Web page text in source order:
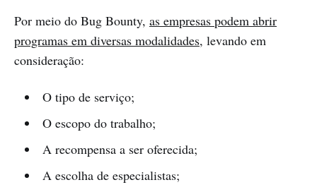
Por meio do Bug Bounty, as empresas podem abrir
programas em diversas modalidades, levando em
consideração:
O tipo de serviço;
O escopo do trabalho;
A recompensa a ser oferecida;
A escolha de especialistas;